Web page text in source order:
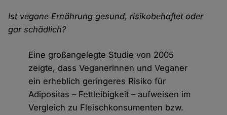
Ist vegane Ernährung gesund, risikobehaftet oder
gar schädlich?
Eine großangelegte Studie von 2005
zeigte, dass Veganerinnen und Veganer
ein erheblich geringeres Risiko für
Adipositas – Fettleibigkeit – aufweisen im
Vergleich zu Fleischkonsumenten bzw.